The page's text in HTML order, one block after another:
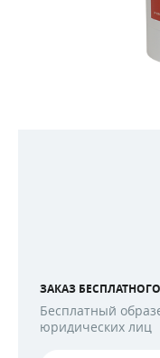
ЗАКАЗ
Бесплатный
юридических лиц